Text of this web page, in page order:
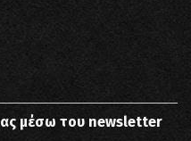
μέσω του newsletter